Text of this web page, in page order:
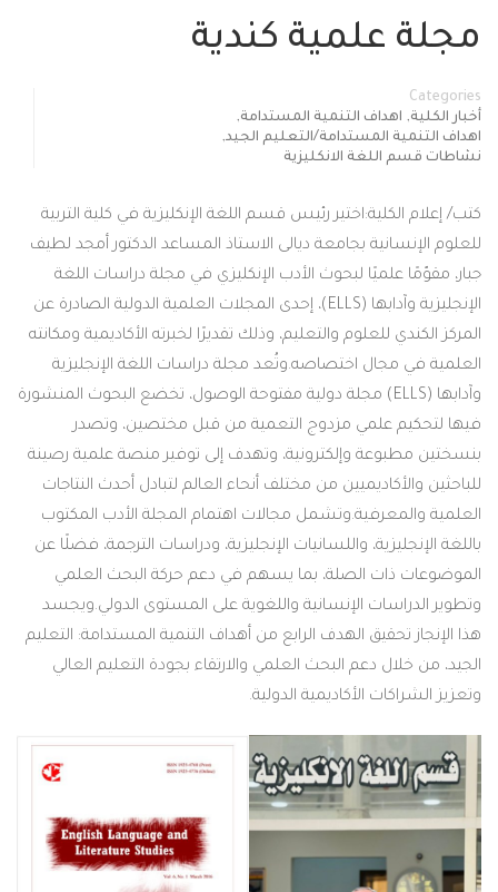
مجلة علمية كندية
Categories
أخبار الكلية, اهداف التنمية المستدامة,
اهداف التنمية المستدامة/التعليم الجيد,
نشاطات قسم اللغة الانكليزية
كتب/ إعلام الكلية:اختير رئيس قسم اللغة الإنكليزية في كلية التربية
للعلوم الإنسانية بجامعة ديالى الاستاذ المساعد الدكتور أمجد لطيف
جبار، مقوّمًا علميًا لبحوث الأدب الإنكليزي في مجلة دراسات اللغة
الإنجليزية وآدابها (ELLS)، إحدى المجلات العلمية الدولية الصادرة عن
المركز الكندي للعلوم والتعليم، وذلك تقديرًا لخبرته الأكاديمية ومكانته
العلمية في مجال اختصاصه.وتُعد مجلة دراسات اللغة الإنجليزية
وآدابها (ELLS) مجلة دولية مفتوحة الوصول، تخضع البحوث المنشورة
فيها لتحكيم علمي مزدوج التعمية من قبل مختصين، وتصدر
بنسختين مطبوعة وإلكترونية، وتهدف إلى توفير منصة علمية رصينة
للباحثين والأكاديميين من مختلف أنحاء العالم لتبادل أحدث النتاجات
العلمية والمعرفية.وتشمل مجالات اهتمام المجلة الأدب المكتوب
باللغة الإنجليزية، واللسانيات الإنجليزية، ودراسات الترجمة، فضلًا عن
الموضوعات ذات الصلة، بما يسهم في دعم حركة البحث العلمي
وتطوير الدراسات الإنسانية واللغوية على المستوى الدولي.ويجسد
هذا الإنجاز تحقيق الهدف الرابع من أهداف التنمية المستدامة: التعليم
الجيد، من خلال دعم البحث العلمي والارتقاء بجودة التعليم العالي
وتعزيز الشراكات الأكاديمية الدولية.